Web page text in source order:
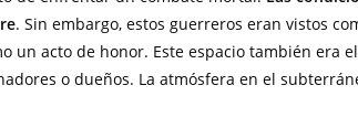
. Sin embargo, estos guerreros eran vistos
un acto de honor. Este espacio también era
o dueños. La atmósfera en el